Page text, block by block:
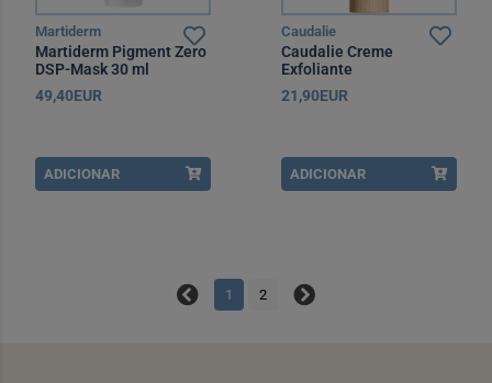
Martiderm
Martiderm Pigment Zero
DSP-Mask 30 ml
49,40EUR
ADICIONAR
Caudalie
Caudalie Creme
Exfoliante
Desincrustante 75 ml
21,90EUR
ADICIONAR
1 2